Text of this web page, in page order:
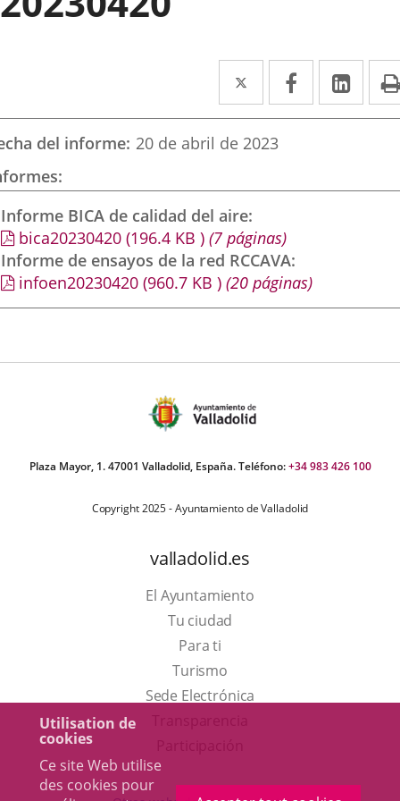
Utilisation de
cookies
Ce site Web utilise
des cookies pour
Twitter
Enlace
a
una
externa.
Facebook
Enlace
a
externa.
a
del informe 20 de abril de 2023
Informe BICA de calidad del aire
bica20230420 (196.4 KB ) (7 páginas)
Informe de ensayos de la red RCCAVA
infoen20230420 (960.7 KB ) (20 páginas)
Plaza Mayor, 1. 47001 Valladolid, España. Teléfono:+34 983 426 100
Copyright 2025 - Ayuntamiento de Valladolid
valladolid.es
El Ayuntamiento
Tu ciudad
Para ti
TurismoEste
enlace
una
Sede Electrónica
externa.